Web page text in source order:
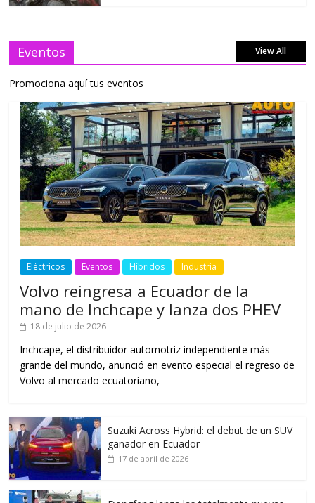
Eventos View All
Promociona aquí tus eventos
Eléctricos Eventos Híbridos Industria
Volvo reingresa a Ecuador de la
mano de Inchcape y lanza dos PHEV
18 de julio de 2026
Inchcape, el distribuidor automotriz independiente más
grande del mundo, anunció en evento especial el regreso de
Volvo al mercado ecuatoriano,
Suzuki Across Hybrid: el debut de un SUV
ganador en Ecuador
17 de abril de 2026